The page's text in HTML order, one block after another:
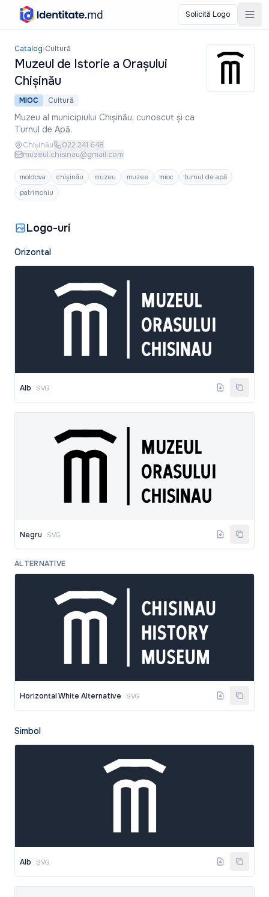
Solicită Logo
Catalog›Cultură
Muzeul de Istorie a Orașului
Chișinău
MIOC Cultură
Muzeu al municipiului Chișinău, cunoscut și ca
Turnul de Apă.
Chișinău
022 241 648
muzeul.chisinau@gmail.com
moldova chișinău muzeu muzee mioc
turnul de apă
patrimoniu
Logo-uri
Orizontal
Alb SVG
Negru SVG
ALTERNATIVE
Horizontal White Alternative SVG
Simbol
Alb SVG